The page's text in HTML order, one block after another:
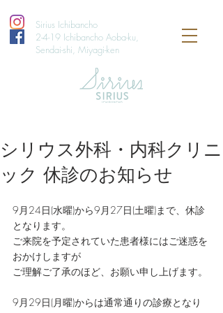
Sirius Ichibancho
2-4-19 Ichibancho Aoba-ku,
Sendai-shi, Miyagi-ken
シリウス外科・内科クリニ
ック 休診のお知らせ
9月24日(水曜)から9月27日(土曜)まで、休診
となります。
ご来院を予定されていた患者様にはご迷惑を
おかけしますが
ご理解ご了承のほど、お願い申し上げます。
9月29日(月曜)からは通常通りの診療となり